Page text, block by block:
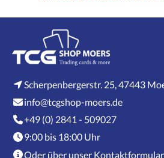
Scherpenbergerstr. 25, 47443
info@tcgshop-moers.de
+49 (0) 2841 - 509027
9:00 bis 18:00 Uhr
Oder über unser Kontaktformular